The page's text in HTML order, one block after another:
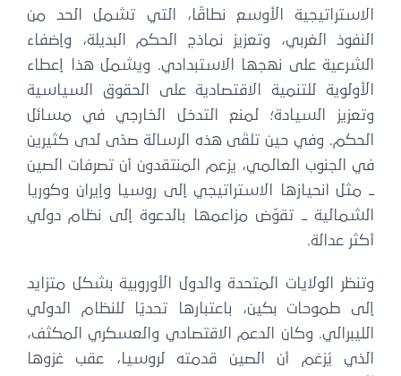
الاستراتيجية الأوسع نطاقًا، التي تشمل الحد من
النفوذ الغربي، وتعزيز نماذج الحكم البديلة، وإضفاء
الشرعية على نهجها الاستبدادي. ويشمل هذا إعطاء
الأولوية للتنمية الاقتصادية على الحقوق السياسية
وتعزيز السيادة؛ لمنع التدخل الخارجي في مسائل
الحكم. وفي حين تلقَى هذه الرسالة صدًى لدى كثيرين
في الجنوب العالمي، يزعم المنتقدون أن تصرفات الصين
ــ مثل انحيازها الاستراتيجي إلى روسيا وإيران وكوريا
الشمالية ــ تقوّض مزاعمها بالدعوة إلى نظام دولي
أكثر عدالة.
وتنظر الولايات المتحدة والدول الأوروبية بشكل متزايد
إلى طموحات بكين، باعتبارها تحديًا للنظام الدولي
الليبرالي. وكان الدعم الاقتصادي والعسكري المكثف،
الذي يُزعَم أن الصين قدمته لروسيا، عقب غزوها